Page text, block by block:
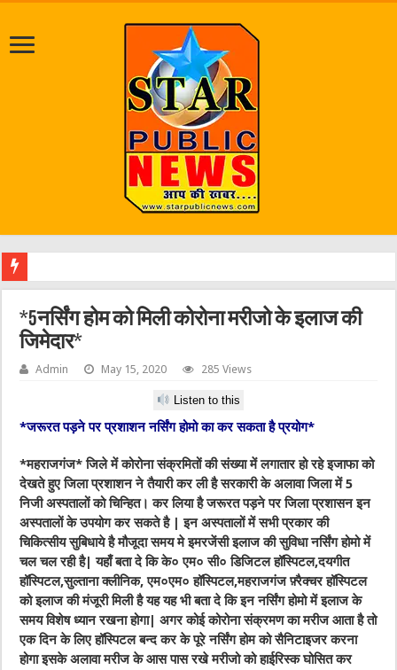
*5नर्सिंग होम को मिली कोरोना मरीजो के इलाज की
जिमेदार*
Admin May 15, 2020 285 Views
Listen to this
*जरूरत पड़ने पर प्रशाशन नर्सिंग होमो का कर सकता है प्रयोग*
*महराजगंज* जिले में कोरोना संक्रमितों की संख्या में लगातार हो रहे इजाफा को
देखते हुए जिला प्रशाशन ने तैयारी कर ली है सरकारी के अलावा जिला में 5
निजी अस्पतालों को चिन्हित। कर लिया है जरूरत पड़ने पर जिला प्रशासन इन
अस्पतालों के उपयोग कर सकते है | इन अस्पतालों में सभी प्रकार की
चिकित्सीय सुबिधाये है मौजूदा समय मे इमरजेंसी इलाज की सुविधा नर्सिंग होमो में
चल चल रही है| यहाँ बता दे कि के० एम० सी० डिजिटल हॉस्पिटल,दयगीत
हॉस्पिटल,सुल्ताना क्लीनिक, एम०एम० हॉस्पिटल,महराजगंज फ़्रैक्चर हॉस्पिटल
को इलाज की मंजूरी मिली है यह यह भी बता दे कि इन नर्सिंग होमो में इलाज के
समय विशेष ध्यान रखना होगा| अगर कोई कोरोना संक्रमण का मरीज आता है तो
एक दिन के लिए हॉस्पिटल बन्द कर के पूरे नर्सिंग होम को सैनिटाइजर करना
होगा इसके अलावा मरीज के आस पास रखे मरीजो को हाईरिस्क घोसित कर